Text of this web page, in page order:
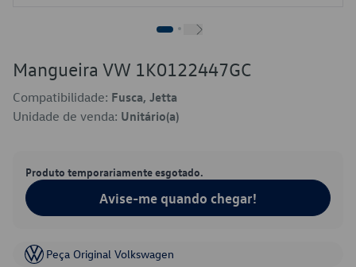
Mangueira VW 1K0122447GC
Compatibilidade: Fusca, Jetta
Unidade de venda: Unitário(a)
Produto temporariamente esgotado.
Avise-me quando chegar!
Peça Original Volkswagen